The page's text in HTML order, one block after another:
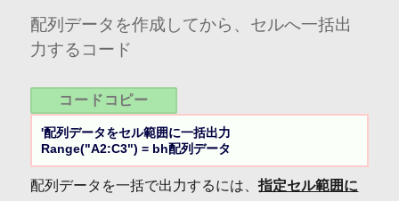
配列データを作成してから、セルへ一括出
力するコード
コードコピー
'配列データをセル範囲に一括出力
Range("A2:C3") = bh配列データ
配列データを一括で出力するには、指定セル範囲に